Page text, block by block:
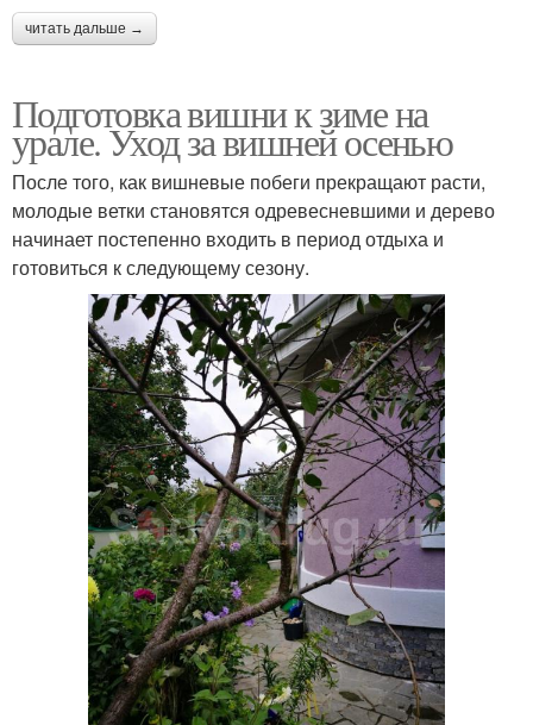
читать дальше →
Подготовка вишни к зиме на
урале. Уход за вишней осенью
После того, как вишневые побеги прекращают расти,
молодые ветки становятся одревесневшими и дерево
начинает постепенно входить в период отдыха и
готовиться к следующему сезону.